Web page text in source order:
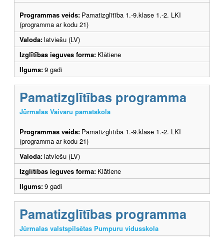
Programmas veids: Pamatizglītība 1.-9.klase 1.-2. LKI
(programma ar kodu 21)
Valoda:latviešu (LV)
Izglītības ieguves forma: Klātiene
Ilgums:9 gadi
Pamatizglītības programma
Jūrmalas Vaivaru pamatskola
Programmas veids: Pamatizglītība 1.-9.klase 1.-2. LKI
(programma ar kodu 21)
Valoda:latviešu (LV)
Izglītības ieguves forma: Klātiene
Ilgums:9 gadi
Pamatizglītības programma
Jūrmalas valstspilsētas Pumpuru vidusskola